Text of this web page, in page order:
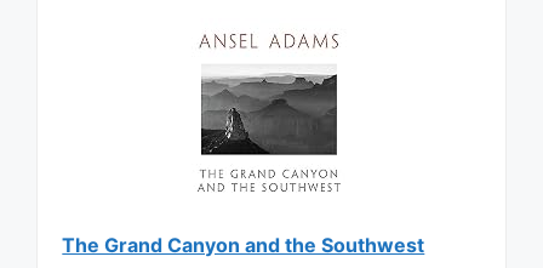
The Grand Canyon and the Southwest